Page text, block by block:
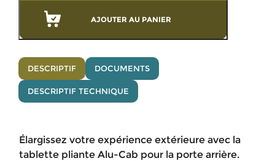
AJOUTER AU PANIER
DESCRIPTIF DOCUMENTS
DESCRIPTIF TECHNIQUE
Élargissez votre expérience extérieure avec la
tablette pliante Alu-Cab pour la porte arrière.